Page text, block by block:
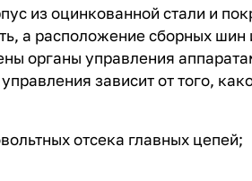
из оцинкованной стали и
а расположение сборных
органы управления
зависит от того,
отсека главных цепей;